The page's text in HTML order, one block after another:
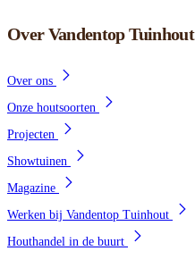
Over Vandentop Tuinhout
Over ons
Onze houtsoorten
Projecten
Showtuinen
Magazine
Werken bij Vandentop Tuinhout
Houthandel in de buurt